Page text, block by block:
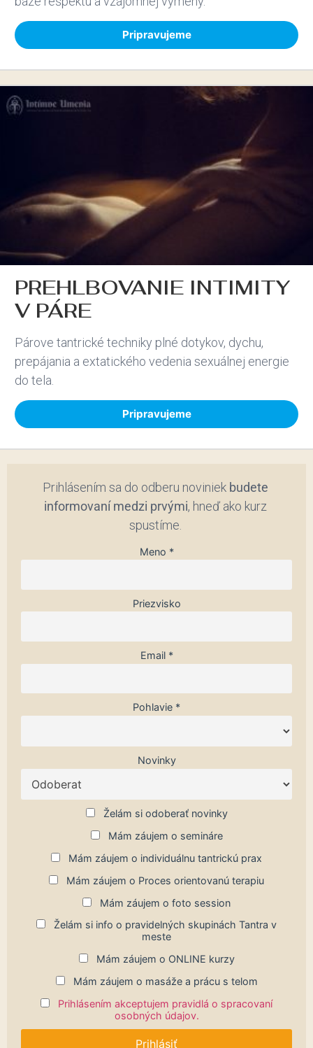
Pripravujeme
PREHLBOVANIE INTIMITY
V PÁRE
Párove tantrické techniky plné dotykov, dychu,
prepájania a extatického vedenia sexuálnej energie
do tela.
Pripravujeme
Prihlásením sa do odberu noviniek budete
informovaní medzi prvými, hneď ako kurz
spustíme.
Meno *
Priezvisko
Email *
Pohlavie *
Novinky
Želám si odoberať novinky
Mám záujem o semináre
Mám záujem o individuálnu tantrickú prax
Mám záujem o Proces orientovanú terapiu
Mám záujem o foto session
Želám si info o pravidelných skupinách Tantra v
meste
Mám záujem o ONLINE kurzy
Mám záujem o masáže a prácu s telom
Prihlásením akceptujem pravidlá o spracovaní
osobných údajov.